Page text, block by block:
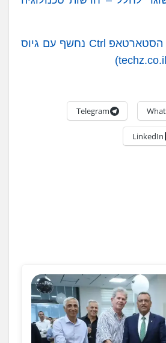
מהון סיכון ליזמות: הסטארטאפ Ctrl נחשף עם גיוס
Telegram
LinkedIn